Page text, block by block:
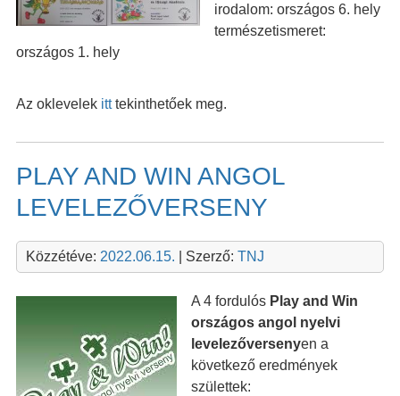
irodalom: országos 6. hely
természetismeret:
országos 1. hely
Az oklevelek itttekinthetőek meg.
PLAY AND WIN ANGOL
LEVELEZŐVERSENY
Közzétéve: 2022.06.15. | Szerző: TNJ
A 4 fordulós Play and Win
országos angol nyelvi
levelezőversenyen a
következő eredmények
születtek: